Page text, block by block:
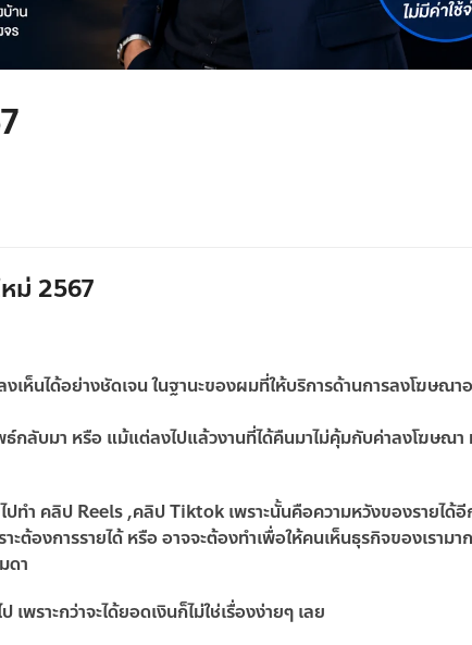
ม่ 2567
ห็นได้อย่างชัดเจน ในฐานะของผมที่ให้บริการด้านการลงโฆษณา
กลับมา หรือ แม้แต่ลงไปแล้วงานที่ได้คืนมาไม่คุ้มกับค่าลงโฆษณา
ทำ คลิป Reels ,คลิป Tiktok เพราะนั้นคือความหวังของรายได้
ต้องการรายได้ หรือ อาจจะต้องทำเพื่อให้คนเห็นธุรกิจของเรามา
ดา
ราะกว่าจะได้ยอดเงินก็ไม่ใช่เรื่องง่ายๆ เลย